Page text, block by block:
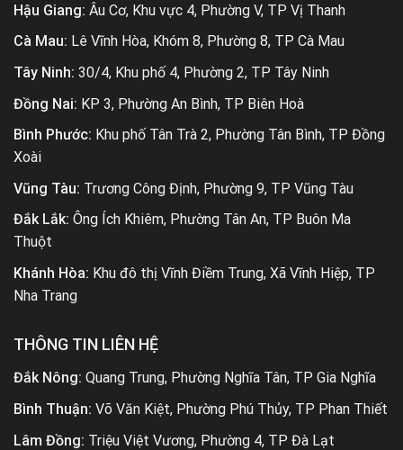
Hậu Giang: Âu Cơ, Khu vực 4, Phường V, TP Vị Thanh
Cà Mau: Lê Vĩnh Hòa, Khóm 8, Phường 8, TP Cà Mau
Tây Ninh: 30/4, Khu phố 4, Phường 2, TP Tây Ninh
Đồng Nai: KP 3, Phường An Bình, TP Biên Hoà
Bình Phước: Khu phố Tân Trà 2, Phường Tân Bình, TP Đồng
Xoài
Vũng Tàu: Trương Công Định, Phường 9, TP Vũng Tàu
Đắk Lắk: Ông Ích Khiêm, Phường Tân An, TP Buôn Ma
Thuột
Khánh Hòa: Khu đô thị Vĩnh Điềm Trung, Xã Vĩnh Hiệp, TP
Nha Trang
THÔNG TIN LIÊN HỆ
Đắk Nông: Quang Trung, Phường Nghĩa Tân, TP Gia Nghĩa
Bình Thuận: Võ Văn Kiệt, Phường Phú Thủy, TP Phan Thiết
Lâm Đồng: Triệu Việt Vương, Phường 4, TP Đà Lạt